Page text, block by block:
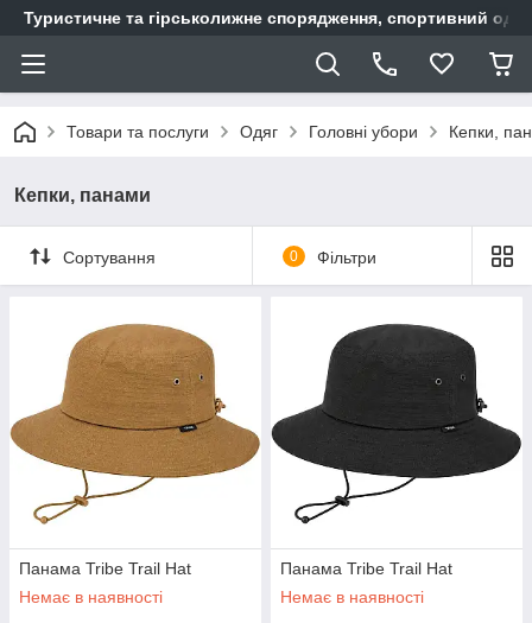
Туристичне та гірськолижне спорядження, спортивний
Товари та послуги Одяг Головні убори Кепки,
Кепки, панами
Сортування 0 Фільтри
Панама Tribe Trail Hat
Немає в наявності
Панама Tribe Trail Hat
Немає в наявності